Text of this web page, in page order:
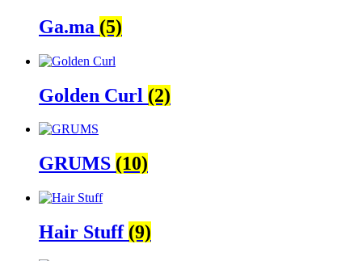
Ga.ma (5)
Golden Curl (2)
GRUMS (10)
Hair Stuff (9)